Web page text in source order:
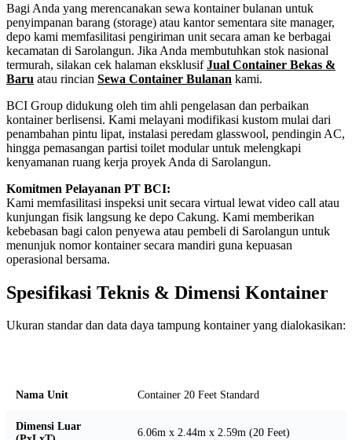
Bagi Anda yang merencanakan sewa kontainer bulanan untuk
penyimpanan barang (storage) atau kantor sementara site manager,
depo kami memfasilitasi pengiriman unit secara aman ke berbagai
kecamatan di Sarolangun. Jika Anda membutuhkan stok nasional
termurah, silakan cek halaman eksklusifJual Container Bekas &
Baru atau rincian Sewa Container Bulanan kami.
BCI Group didukung oleh tim ahli pengelasan dan perbaikan
kontainer berlisensi. Kami melayani modifikasi kustom mulai dari
penambahan pintu lipat, instalasi peredam glasswool, pendingin AC,
hingga pemasangan partisi toilet modular untuk melengkapi
kenyamanan ruang kerja proyek Anda di Sarolangun.
Komitmen Pelayanan PT BCI:
Kami memfasilitasi inspeksi unit secara virtual lewat video call atau
kunjungan fisik langsung ke depo Cakung. Kami memberikan
kebebasan bagi calon penyewa atau pembeli di Sarolangun untuk
menunjuk nomor kontainer secara mandiri guna kepuasan
operasional bersama.
Spesifikasi Teknis & Dimensi Kontainer
Ukuran standar dan data daya tampung kontainer yang dialokasikan:
Nama Unit Container 20 Feet Standard
Dimensi Luar
6.06m x 2.44m x 2.59m (20 Feet)